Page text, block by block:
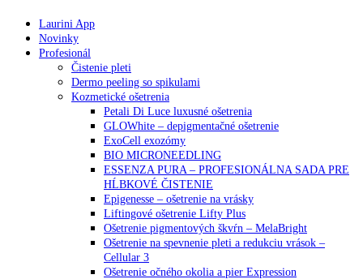
Laurini App
Novinky
Profesionál
Čistenie pleti
Dermo peeling so spikulami
Kozmetické ošetrenia
Petali Di Luce luxusné ošetrenia
GLOWhite – depigmentačné ošetrenie
ExoCell exozómy
BIO MICRONEEDLING
ESSENZA PURA – PROFESIONÁLNA SADA PRE
HĹBKOVÉ ČISTENIE
Epigenesse – ošetrenie na vrásky
Liftingové ošetrenie Lifty Plus
Ošetrenie pigmentových škvŕn – MelaBright
Ošetrenie na spevnenie pleti a redukciu vrások –
Cellular 3
Ošetrenie očného okolia a pier Expression